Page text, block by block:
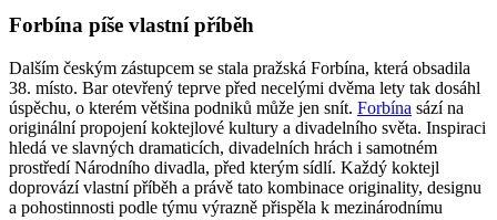
Forbína píše vlastní příběh
Dalším českým zástupcem se stala pražská Forbína, která obsadila
38. místo. Bar otevřený teprve před necelými dvěma lety tak dosáhl
úspěchu, o kterém většina podniků může jen snít. Forbína sází na
originální propojení koktejlové kultury a divadelního světa. Inspiraci
hledá ve slavných dramaticích, divadelních hrách i samotném
prostředí Národního divadla, před kterým sídlí. Každý koktejl
doprovází vlastní příběh a právě tato kombinace originality, designu
a pohostinnosti podle týmu výrazně přispěla k mezinárodnímu